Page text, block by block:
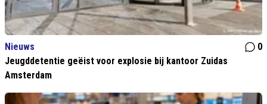
Nieuws
0
Jeugddetentie geëist voor explosie bij kantoor Zuidas
Amsterdam